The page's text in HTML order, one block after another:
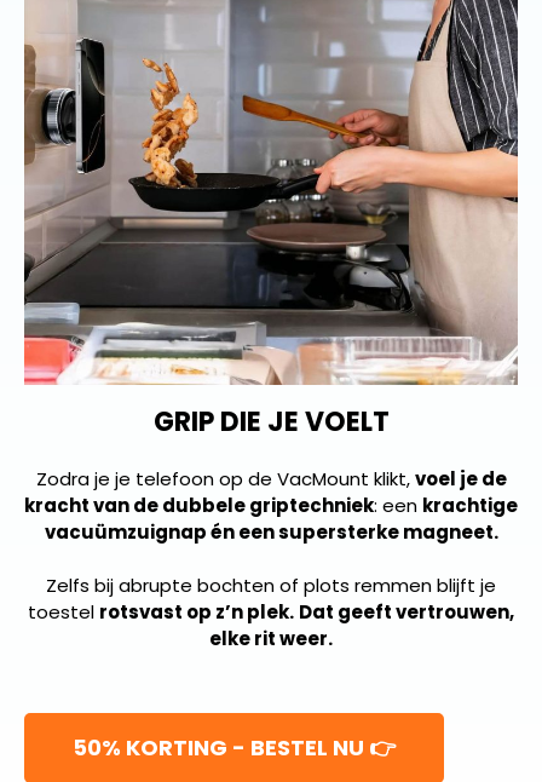
GRIP DIE JE VOELT
Zodra je je telefoon op de VacMount klikt,voel je de
kracht van de dubbele griptechniek: een krachtige
vacuümzuignap én een supersterke magneet.
Zelfs bij abrupte bochten of plots remmen blijft je
toestel rotsvast op z’n plek. Dat geeft vertrouwen,
elke rit weer.
50% KORTING - BESTEL NU 👉